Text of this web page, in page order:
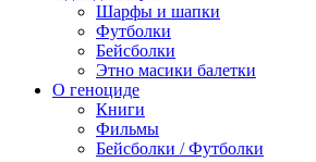
Шарфы и шапки
Футболки
Бейсболки
Этно масики балетки
О геноциде
Книги
Фильмы
Бейсболки / Футболки